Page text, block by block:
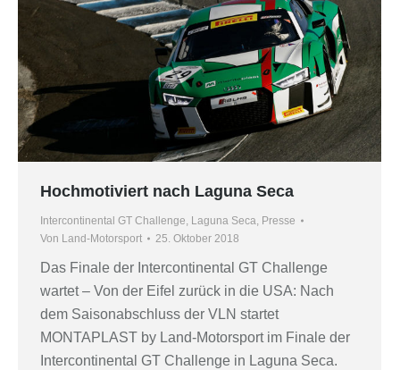
Hochmotiviert nach Laguna Seca
Intercontinental GT Challenge, Laguna Seca, Presse
Von Land-Motorsport 25. Oktober 2018
Das Finale der Intercontinental GT Challenge
wartet – Von der Eifel zurück in die USA: Nach
dem Saisonabschluss der VLN startet
MONTAPLAST by Land-Motorsport im Finale der
Intercontinental GT Challenge in Laguna Seca.